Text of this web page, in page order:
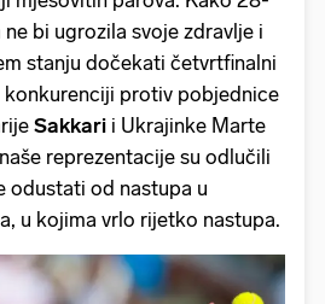
bi ugrozila svoje zdravlje i
stanju dočekati četvrtfinalni
konkurenciji protiv pobjednice
Sakkari i Ukrajinke Marte
reprezentacije su odlučili
odustati od nastupa u
u kojima vrlo rijetko nastupa.